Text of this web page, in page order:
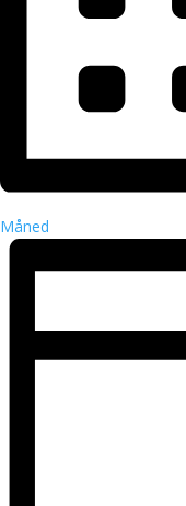
Måned